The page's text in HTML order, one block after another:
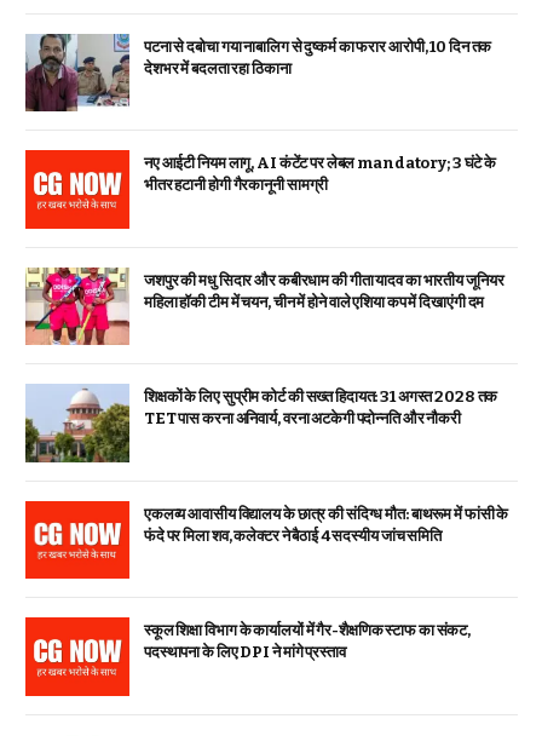
पटना से दबोचा गया नाबालिग से दुष्कर्म का फरार आरोपी, 10 दिन तक
देशभर में बदलता रहा ठिकाना
नए आईटी नियम लागू, AI कंटेंट पर लेबल mandatory; 3 घंटे के
भीतर हटानी होगी गैरकानूनी सामग्री
जशपुर की मधु सिदार और कबीरधाम की गीता यादव का भारतीय जूनियर
महिला हॉकी टीम में चयन, चीन में होने वाले एशिया कप में दिखाएंगी दम
शिक्षकों के लिए सुप्रीम कोर्ट की सख्त हिदायत: 31 अगस्त 2028 तक
TET पास करना अनिवार्य, वरना अटकेगी पदोन्नति और नौकरी
एकलव्य आवासीय विद्यालय के छात्र की संदिग्ध मौत: बाथरूम में फांसी के
फंदे पर मिला शव, कलेक्टर ने बैठाई 4 सदस्यीय जांच समिति
स्कूल शिक्षा विभाग के कार्यालयों में गैर-शैक्षणिक स्टाफ का संकट,
पदस्थापना के लिए DPI ने मांगे प्रस्ताव